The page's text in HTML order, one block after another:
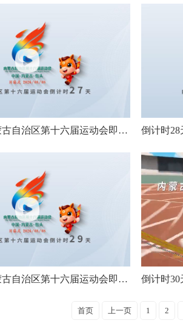
倒计时27天！内蒙古自治区第十六届运动会即将启幕
倒计时29天！内蒙古自治区第十六届运动会即将启幕
首页 上一页 1 2